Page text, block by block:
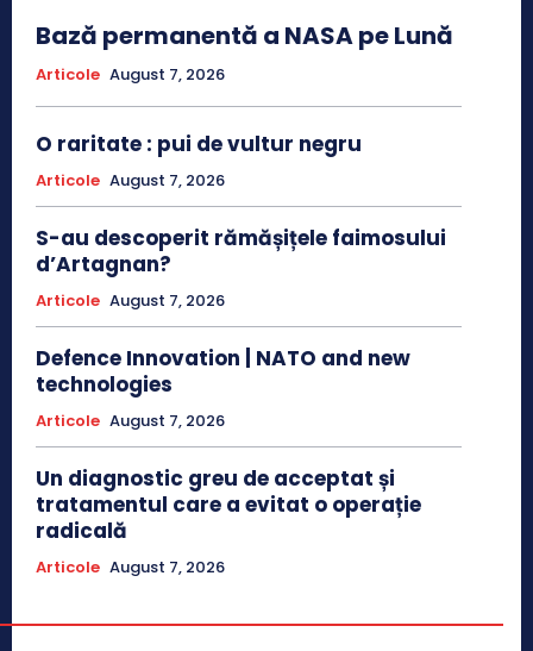
Bază permanentă a NASA pe Lună
Articole August 7, 2026
O raritate : pui de vultur negru
Articole August 7, 2026
S-au descoperit rămășițele faimosului
d’Artagnan?
Articole August 7, 2026
Defence Innovation | NATO and new
technologies
Articole August 7, 2026
Un diagnostic greu de acceptat și
tratamentul care a evitat o operație
radicală
Articole August 7, 2026